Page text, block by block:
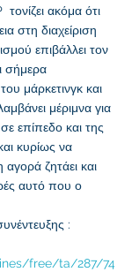
ακόμα ότι
στη διαχείριση
επιβάλλει τον
σήμερα
μάρκετινγκ και
μέριμνα για
σε επίπεδο και της
κυρίως να
ζητάει και
αυτό που ο
:
free/ta/287/74